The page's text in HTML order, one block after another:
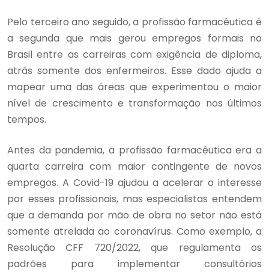
Pelo terceiro ano seguido, a profissão farmacêutica é
a segunda que mais gerou empregos formais no
Brasil entre as carreiras com exigência de diploma,
atrás somente dos enfermeiros. Esse dado ajuda a
mapear uma das áreas que experimentou o maior
nível de crescimento e transformação nos últimos
tempos.
Antes da pandemia, a profissão farmacêutica era a
quarta carreira com maior contingente de novos
empregos. A Covid-19 ajudou a acelerar o interesse
por esses profissionais, mas especialistas entendem
que a demanda por mão de obra no setor não está
somente atrelada ao coronavírus. Como exemplo, a
Resolução CFF 720/2022, que regulamenta os
padrões para implementar consultórios